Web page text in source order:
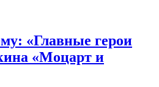
«Главные герои
«Моцарт и